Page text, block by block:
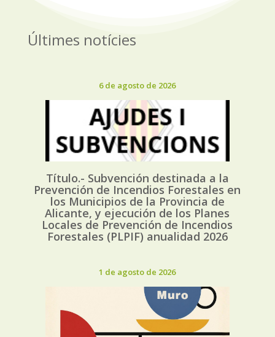
Últimes notícies
6 de agosto de 2026
Título.- Subvención destinada a la
Prevención de Incendios Forestales en
los Municipios de la Provincia de
Alicante, y ejecución de los Planes
Locales de Prevención de Incendios
Forestales (PLPIF) anualidad 2026
1 de agosto de 2026